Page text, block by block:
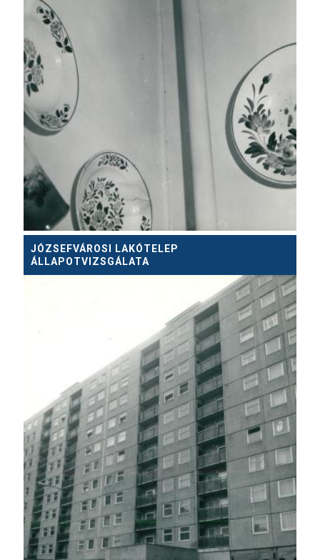
JÓZSEFVÁROSI LAKÓTELEP
ÁLLAPOTVIZSGÁLATA